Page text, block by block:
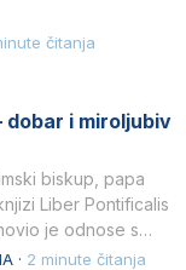
čitanja
dobar i miroljubiv
biskup, papa
Liber Pontificalis
je odnose s
· 2 minute čitanja